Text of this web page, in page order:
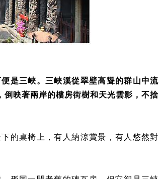
是三峽。三峽溪從翠壁高聳的群山中流
映著兩岸的樓房街樹和天光雲影，不捨
的桌椅上，有人納涼賞景，有人悠然對